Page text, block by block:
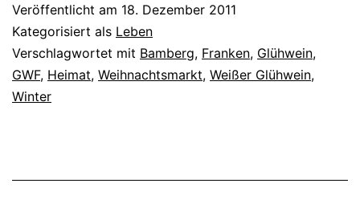
Veröffentlicht am 18. Dezember 2011
Kategorisiert als Leben
Verschlagwortet mit Bamberg, Franken, Glühwein,
GWF, Heimat, Weihnachtsmarkt, Weißer Glühwein,
Winter